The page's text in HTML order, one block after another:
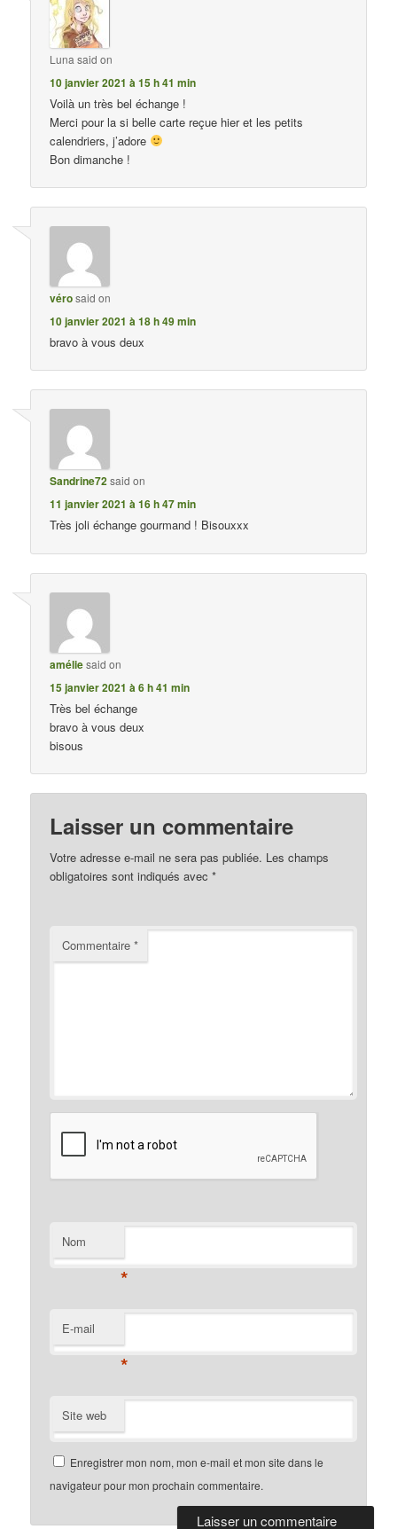
Luna said on
10 janvier 2021 à 15 h 41 min
Voilà un très bel échange !
Merci pour la si belle carte reçue hier et les petits
calendriers, j’adore
Bon dimanche !
vérosaid on
10 janvier 2021 à 18 h 49 min
bravo à vous deux
Sandrine72said on
11 janvier 2021 à 16 h 47 min
Très joli échange gourmand ! Bisouxxx
améliesaid on
15 janvier 2021 à 6 h 41 min
Très bel échange
bravo à vous deux
bisous
Laisser un commentaire
Votre adresse e-mail ne sera pas publiée. Les champs
obligatoires sont indiqués avec*
Commentaire*
Nom
*
E-mail
*
Site web
Enregistrer mon nom, mon e-mail et mon site dans le
navigateur pour mon prochain commentaire.